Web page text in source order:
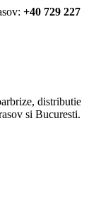
+40 729 227
distributie
si Bucuresti.